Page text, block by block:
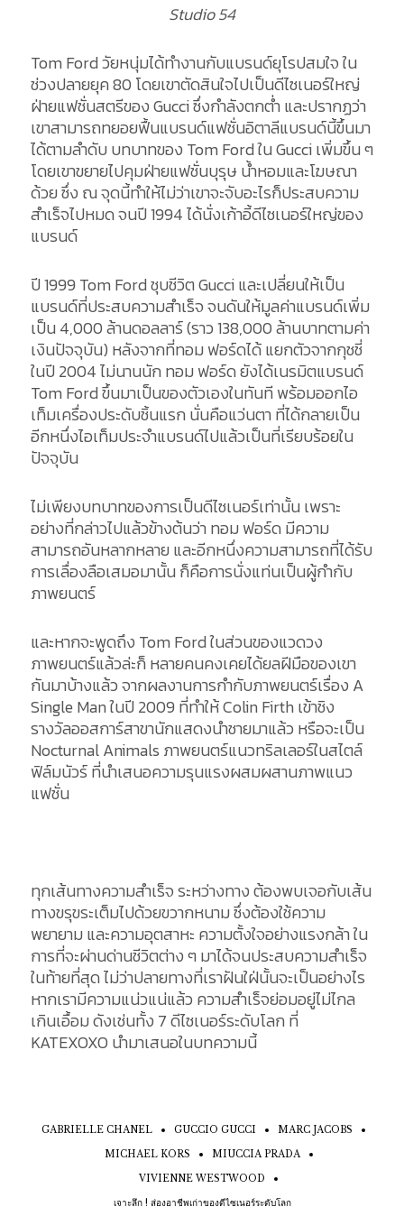
Studio 54
Tom Ford วัยหนุ่มได้ทำงานกับแบรนด์ยุโรปสมใจ ใน
ช่วงปลายยุค 80 โดยเขาตัดสินใจไปเป็นดีไซเนอร์ใหญ่
ฝ่ายแฟชั่นสตรีของ Gucci ซึ่งกำลังตกต่ำ และปรากฏว่า
เขาสามารถทยอยฟื้นแบรนด์แฟชั่นอิตาลีแบรนด์นี้ขึ้นมา
ได้ตามลำดับ บทบาทของ Tom Ford ใน Gucci เพิ่มขึ้น ๆ
โดยเขาขยายไปคุมฝ่ายแฟชั่นบุรุษ น้ำหอมและโฆษณา
ด้วย ซึ่ง ณ จุดนี้ทำให้ไม่ว่าเขาจะจับอะไรก็ประสบความ
สำเร็จไปหมด จนปี 1994 ได้นั่งเก้าอี้ดีไซเนอร์ใหญ่ของ
แบรนด์
ปี 1999 Tom Ford ชุบชีวิต Gucci และเปลี่ยนให้เป็น
แบรนด์ที่ประสบความสำเร็จ จนดันให้มูลค่าแบรนด์เพิ่ม
เป็น 4,000 ล้านดอลลาร์ (ราว 138,000 ล้านบาทตามค่า
เงินปัจจุบัน) หลังจากที่ทอม ฟอร์ดได้ แยกตัวจากกุชชี่
ในปี 2004 ไม่นานนัก ทอม ฟอร์ด ยังได้เนรมิตแบรนด์
Tom Ford ขึ้นมาเป็นของตัวเองในทันที พร้อมออกไอ
เท็มเครื่องประดับชิ้นแรก นั่นคือแว่นตา ที่ได้กลายเป็น
อีกหนึ่งไอเท็มประจำแบรนด์ไปแล้วเป็นที่เรียบร้อยใน
ปัจจุบัน
ไม่เพียงบทบาทของการเป็นดีไซเนอร์เท่านั้น เพราะ
อย่างที่กล่าวไปแล้วข้างต้นว่า ทอม ฟอร์ด มีความ
สามารถอันหลากหลาย และอีกหนึ่งความสามารถที่ได้รับ
การเลื่องลือเสมอมานั้น ก็คือการนั่งแท่นเป็นผู้กำกับ
ภาพยนตร์
และหากจะพูดถึง Tom Ford ในส่วนของแวดวง
ภาพยนตร์แล้วล่ะก็ หลายคนคงเคยได้ยลฝีมือของเขา
กันมาบ้างแล้ว จากผลงานการกำกับภาพยนตร์เรื่อง A
Single Man ในปี 2009 ที่ทำให้ Colin Firth เข้าชิง
รางวัลออสการ์สาขานักแสดงนำชายมาแล้ว หรือจะเป็น
Nocturnal Animals ภาพยนตร์แนวทริลเลอร์ในสไตล์
ฟิล์มนัวร์ ที่นำเสนอความรุนแรงผสมผสานภาพแนว
แฟชั่น
ทุกเส้นทางความสำเร็จ ระหว่างทาง ต้องพบเจอกับเส้น
ทางขรุขระเต็มไปด้วยขวากหนาม ซึ่งต้องใช้ความ
พยายาม และความอุตสาหะ ความตั้งใจอย่างแรงกล้า ใน
การที่จะผ่านด่านชีวิตต่าง ๆ มาได้จนประสบความสำเร็จ
ในท้ายที่สุด ไม่ว่าปลายทางที่เราฝันใฝ่นั้นจะเป็นอย่างไร
หากเรามีความแน่วแน่แล้ว ความสำเร็จย่อมอยู่ไม่ไกล
เกินเอื้อม ดังเช่นทั้ง 7 ดีไซเนอร์ระดับโลก ที่
KATEXOXO นำมาเสนอในบทความนี้
GABRIELLE CHANEL GUCCIO GUCCI MARC JACOBS
MICHAEL KORS MIUCCIA PRADA
VIVIENNE WESTWOOD
เจาะลึก ! ส่องอาชีพเก่าของดีไซเนอร์ระดับโลก